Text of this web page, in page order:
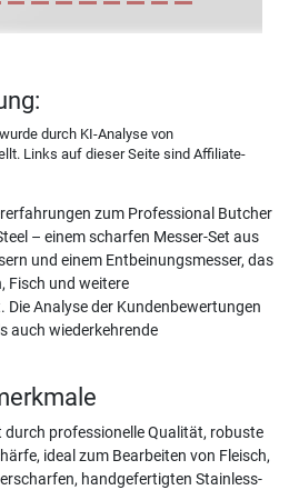
durch KI-Analyse von
Links auf dieser Seite sind Affiliate-
zum Professional Butcher
– einem scharfen Messer-Set aus
und einem Entbeinungsmesser, das
Fisch und weitere
Analyse der Kundenbewertungen
auch wiederkehrende
durch professionelle Qualität, robuste
ideal zum Bearbeiten von Fleisch,
handgefertigten Stainless-